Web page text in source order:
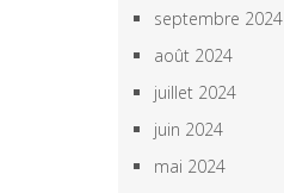
septembre 2024
août 2024
juillet 2024
juin 2024
mai 2024